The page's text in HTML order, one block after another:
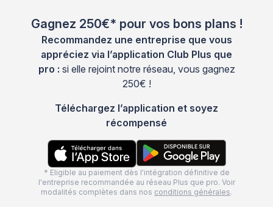
Gagnez 250€* pour vos bons plans !
Recommandez une entreprise que vous
appréciez via l’application Club Plus que
pro : si elle rejoint notre réseau, vous gagnez
250€ !
Téléchargez l’application et soyez
récompensé
* Eligible au paiement dès l'intégration définitive de
l'entreprise recommandée au réseau Plus que pro. Voir
modalités complètes dans nos conditions générales.